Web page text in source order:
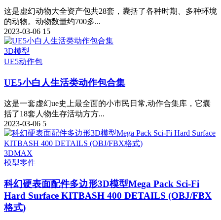
这是虚幻动物大全资产包共28套，囊括了各种时期、多种环境
的动物。动物数量约700多...
2023-03-06 15
3D模型
UE5动作包
UE5小白人生活类动作包合集
这是一套虚幻ue史上最全面的小市民日常,动作合集库，它囊
括了18套人物生存活动方方...
2023-03-06 5
3DMAX
模型零件
科幻硬表面配件多边形3D模型Mega Pack Sci-Fi
Hard Surface KITBASH 400 DETAILS (OBJ/FBX
格式)